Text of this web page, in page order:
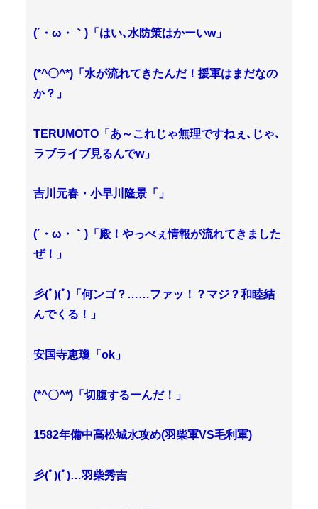
(´・ω・｀)「はい､水防策はかーいw」
(*^〇^*)「水が流れてきたんだ！援軍はまだなの
か？」
TERUMOTO「あ～これじゃ無理ですねぇ､じゃ､
ラブライブ見るんでw」
吉川元春・小早川隆景「」
(´・ω・｀)「殿！やっべぇ情報が流れてきました
ぜ！」
彡(ﾟ)(ﾟ)「何ンゴ？……ファッ！？マジ？和睦結
んでくる！」
安国寺恵瓊「ok」
(*^〇^*)「切腹するーんだ！」
1582年備中高松城水攻め(羽柴軍VS毛利軍)
彡(ﾟ)(ﾟ)…羽柴秀吉